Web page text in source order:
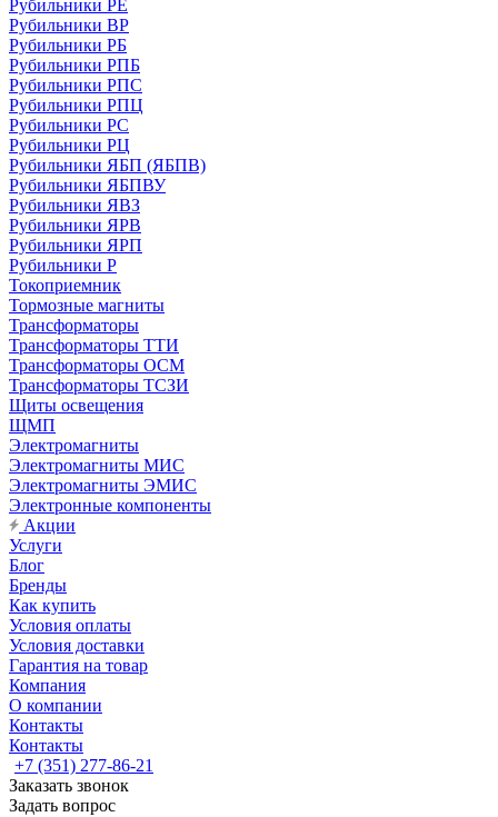
Рубильники РЕ
Рубильники ВР
Рубильники РБ
Рубильники РПБ
Рубильники РПС
Рубильники РПЦ
Рубильники РС
Рубильники РЦ
Рубильники ЯБП (ЯБПВ)
Рубильники ЯБПВУ
Рубильники ЯВЗ
Рубильники ЯРВ
Рубильники ЯРП
Рубильники Р
Токоприемник
Тормозные магниты
Трансформаторы
Трансформаторы ТТИ
Трансформаторы ОСМ
Трансформаторы ТСЗИ
Щиты освещения
ЩМП
Электромагниты
Электромагниты МИС
Электромагниты ЭМИС
Электронные компоненты
Акции
Услуги
Блог
Бренды
Как купить
Условия оплаты
Условия доставки
Гарантия на товар
Компания
О компании
Контакты
Контакты
+7 (351) 277-86-21
Заказать звонок
Задать вопрос